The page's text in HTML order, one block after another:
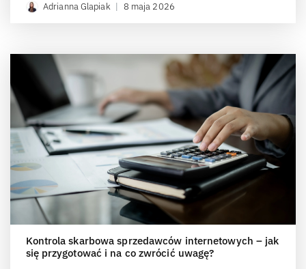
Adrianna Glapiak | 8 maja 2026
Kontrola skarbowa sprzedawców internetowych – jak
się przygotować i na co zwrócić uwagę?